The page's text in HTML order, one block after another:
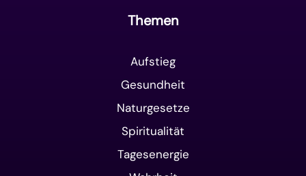
Themen
Aufstieg
Gesundheit
Naturgesetze
Spiritualität
Tagesenergie